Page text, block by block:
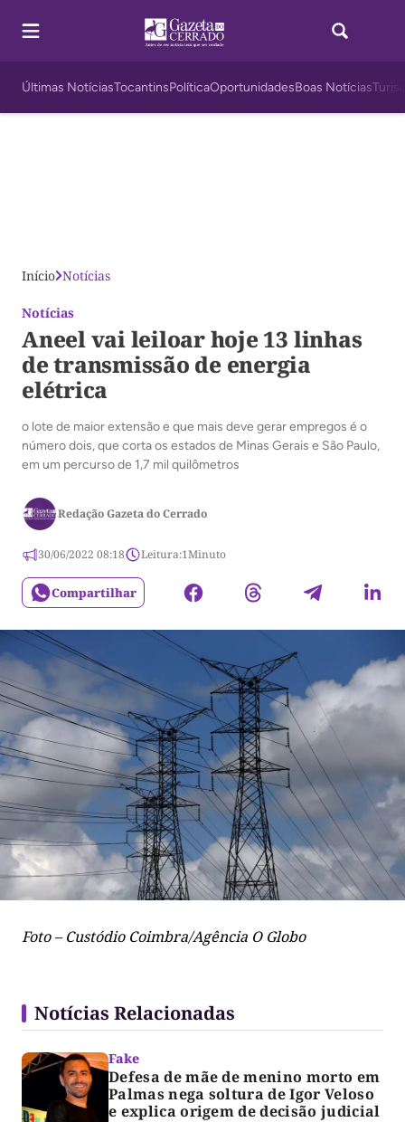
Últimas NotíciasTocantinsPolíticaOportunidadesBoas Notícias
Início Notícias
Notícias
Aneel vai leiloar hoje 13 linhas
de transmissão de energia
elétrica
o lote de maior extensão e que mais deve gerar empregos é o
número dois, que corta os estados de Minas Gerais e São Paulo,
em um percurso de 1,7 mil quilômetros
Redação Gazeta do Cerrado
30/06/2022 08:18 Leitura:1Minuto
Compartilhar
Foto – Custódio Coimbra/Agência O Globo
Notícias Relacionadas
Fake
Defesa de mãe de menino morto em
Palmas nega soltura de Igor Veloso
e explica origem de decisão judicial